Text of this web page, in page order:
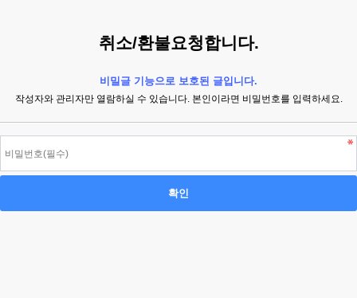
취소/환불요청합니다.
비밀글 기능으로 보호된 글입니다.
작성자와 관리자만 열람하실 수 있습니다. 본인이라면 비밀번호를 입력하세요.